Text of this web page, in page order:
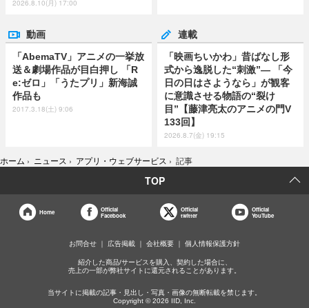
2026.8.10(月) 17:00
動画
「AbemaTV」アニメの一挙放
送＆劇場作品が目白押し 「R
e:ゼロ」「うたプリ」新海誠
作品も
2017.3.18(土) 9:06
連載
「映画ちいかわ」昔ばなし形
式から逸脱した“刺激”― 「今
日の日はさようなら」が観客
に意識させる物語の“裂け
目”【藤津亮太のアニメの門V
133回】
2026.8.7(金) 19:15
ホーム › ニュース › アプリ・ウェブサービス › 記事
TOP
Home
Official
Facebook
Official
twitter
Official
YouTube
お問合せ 広告掲載 会社概要 個人情報保護方針
紹介した商品/サービスを購入、契約した場合に、
売上の一部が弊社サイトに還元されることがあります。
当サイトに掲載の記事・見出し・写真・画像の無断転載を禁じます。
Copyright © 2026 IID, Inc.